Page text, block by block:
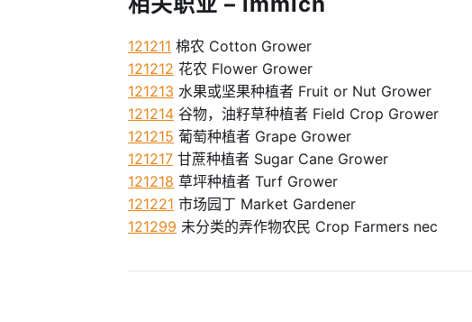
121211 棉农 Cotton Grower
121212 花农 Flower Grower
121213 水果或坚果种植者 Fruit or Nut Grower
121214 谷物，油籽草种植者 Field Crop Grower
121215 葡萄种植者 Grape Grower
121217 甘蔗种植者 Sugar Cane Grower
121218 草坪种植者 Turf Grower
121221 市场园丁 Market Gardener
121299 未分类的弄作物农民 Crop Farmers nec